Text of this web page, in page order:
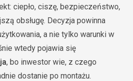
ciepło, ciszę, bezpieczeństwo,
obsługę. Decyzja powinna
a nie tylko warunki w
wtedy pojawia się
, bo inwestor wie, z czego
dostanie po montażu.